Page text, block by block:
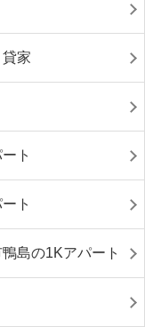
家
ト
ト
島の1Kアパート